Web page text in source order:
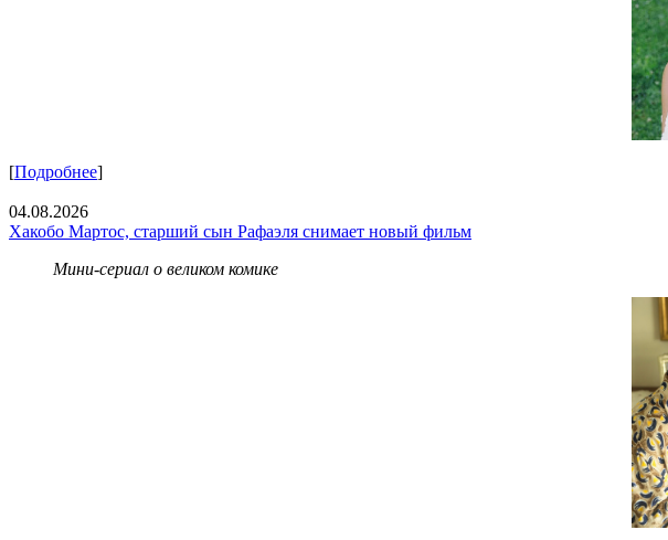
[Подробнее]
04.08.2026
Хакобо Мартос, старший сын Рафаэля снимает новый фильм
Мини-сериал о великом комике